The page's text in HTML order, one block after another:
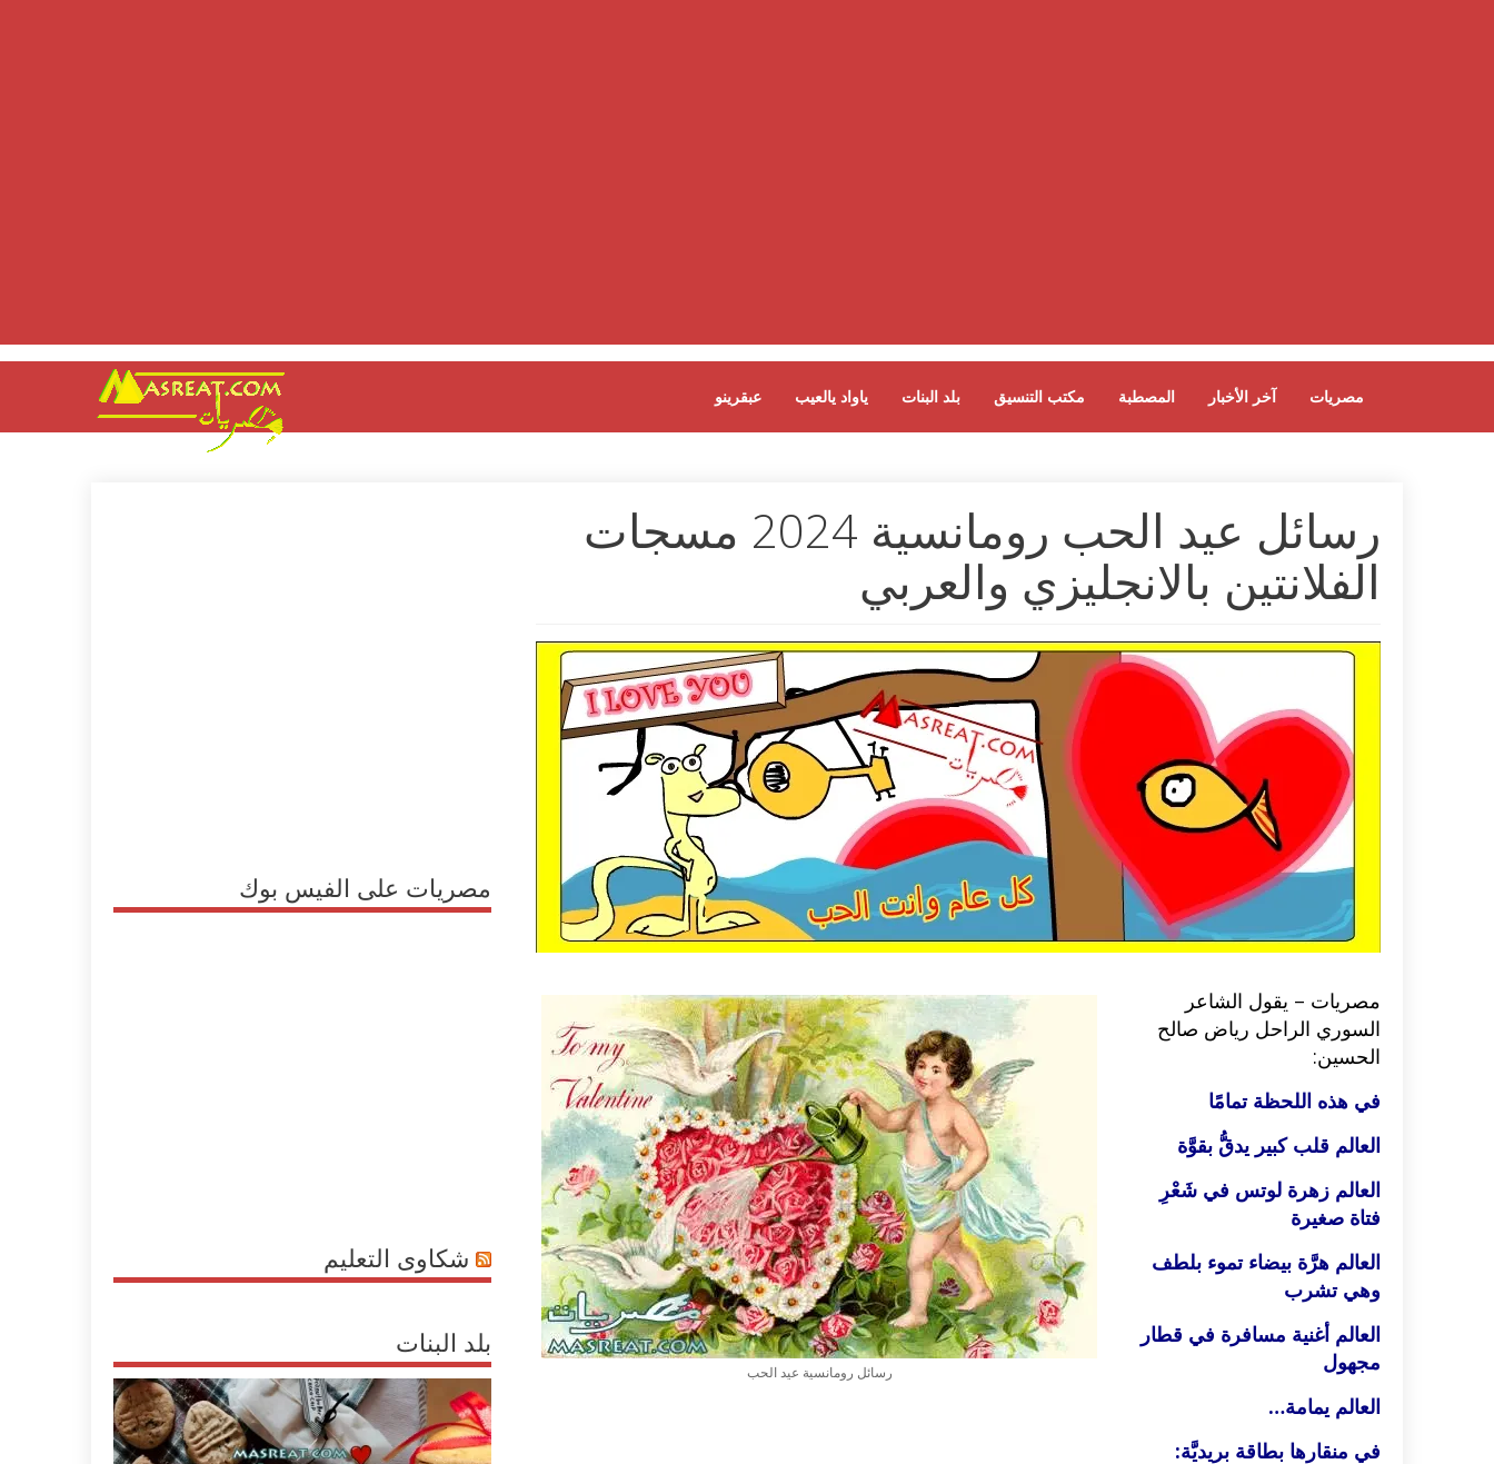
عبقرينو ياواد يالعيب بلد البنات مكتب التنسيق المصطبة آخر الأخبار مصريات
رسائل عيد الحب رومانسية 2024 مسجات
الفلانتين بالانجليزي والعربي
رسائل رومانسية عيد الحب
مصريات – يقول الشاعر
السوري الراحل رياض صالح
الحسين:
في هذه اللحظة تمامًا
العالم قلب كبير يدقُّ بقوَّة
العالم زهرة لوتس في شَعْرِ
فتاة صغيرة
العالم هرَّة بيضاء تموء بلطف
وهي تشرب
العالم أغنية مسافرة في قطار
مجهول
العالم يمامة…
في منقارها بطاقة بريديَّة:
مصريات على الفيس بوك
شكاوى التعليم
بلد البنات